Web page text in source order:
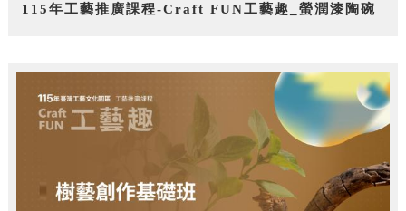
115年工藝推廣課程-Craft FUN工藝趣_螢潤漆陶碗